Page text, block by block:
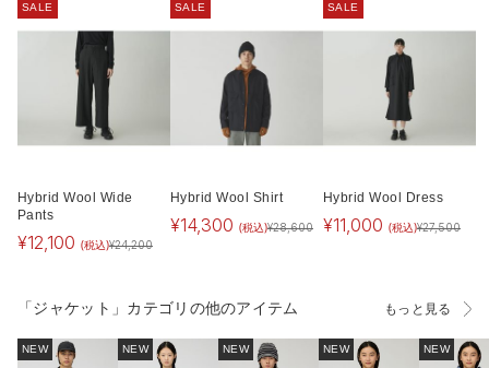
SALE
Hybrid Wool Wide
Pants
¥12,100 (税込)¥24,200
SALE
Hybrid Wool Shirt
¥14,300 (税込)¥28,600
SALE
Hybrid Wool Dress
¥11,000 (税込)¥27,500
「ジャケット」カテゴリの他のアイテム もっと見る
NEW NEW NEW NEW NEW